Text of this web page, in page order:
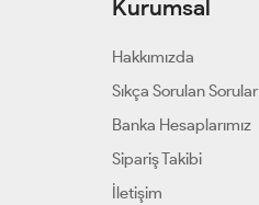
Kurumsal
Hakkımızda
Sıkça Sorulan Sorular
Banka Hesaplarımız
Sipariş Takibi
İletişim